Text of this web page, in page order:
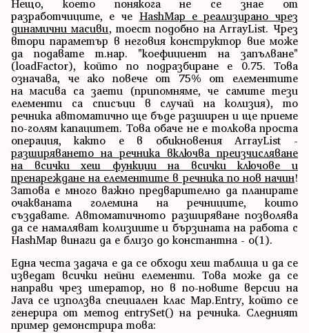
Нещо, което понякога не се знае от
разработчиците, е че HashMap е реализирано чрез
динамични масиви, тоест подобно на ArrayList. Чрез
втори параметър в неговия конструктор вие може
да подавате т.нар. "коефициент на запълване"
(loadFactor), който по подразбиране е 0.75. Това
означава, че ако повече от 75% от елементите
на масива са заети (припомняме, че самите тези
елементи са списъци в случай на колизия), то
речника автоматично ще бъде разширен и ще приеме
по-голям капацитет. Това обаче не е толкова проста
операция, както е в обикновения ArrayList -
разширяването на речника включва преизчисляване
на всички хеш функции на всички ключове и
пренареждане на елементите в речника по нов начин!
Затова е много важно предварително да планирате
очакваната големина на речниците, които
създавате. Автоматичното разширяване позволява
да се намаляват колизиите и бързината на работа с
HashMap винаги да е близо до константна - o(1).
Една честа задача е да се обходи хеш таблица и да се
изведат всички нейни елементи. Това може да се
направи чрез итератор, но в по-новите версии на
Java се използва специален клас Map.Entry, който се
генерира от метод entrySet() на речника. Следният
пример демонстрира това: